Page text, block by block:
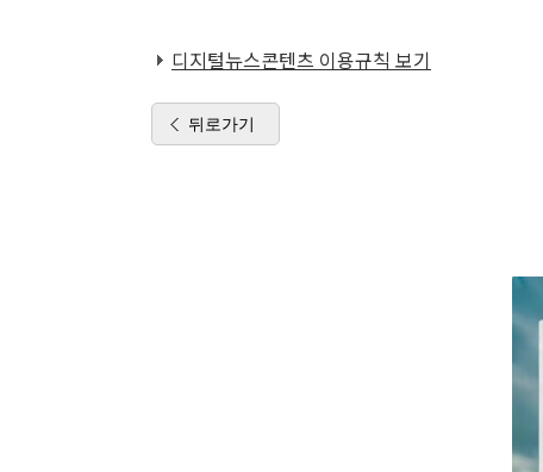
디지털뉴스콘텐츠 이용규칙 보기
뒤로가기